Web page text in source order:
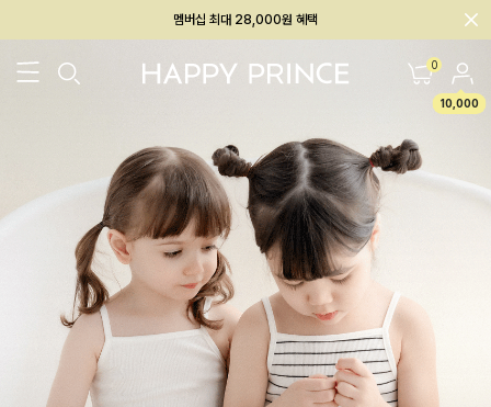
회원전용 아울렛, 가입하면 ~60% 할인!
0
10,000